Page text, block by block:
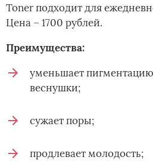
Toner подходит для
Цена – 1700 рублей.
Преимущества:
уменьшает
веснушки;
сужает поры;
продлевает молодость;